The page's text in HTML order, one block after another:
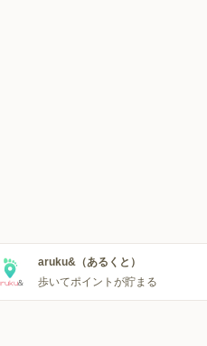
aruku&（あるくと）
歩いてポイントが貯まる